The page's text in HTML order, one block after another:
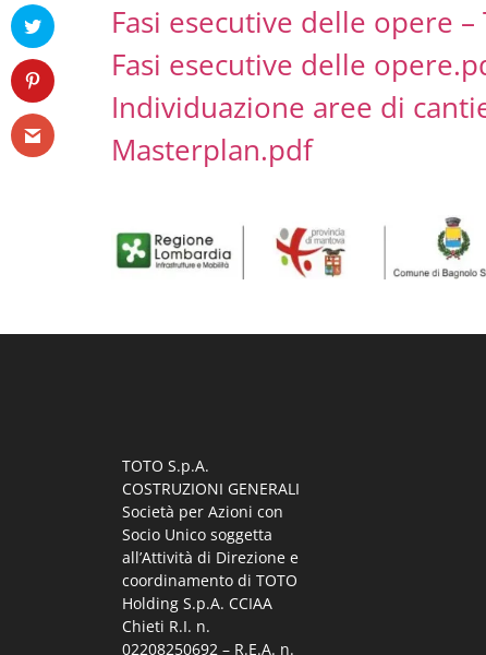
Fasi esecutive delle opere
Fasi esecutive delle
Individuazione aree di
Masterplan.pdf
TOTO S.p.A.
COSTRUZIONI GENERALI
Società per Azioni con
Socio Unico soggetta
all’Attività di Direzione e
coordinamento di TOTO
Holding S.p.A. CCIAA
Chieti R.I. n.
02208250692 – R.E.A. n.